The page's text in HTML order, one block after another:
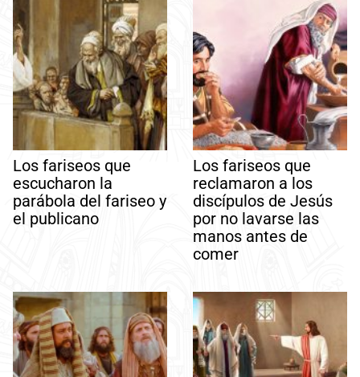
Los fariseos que
escucharon la
parábola del fariseo y
el publicano
Los fariseos que
reclamaron a los
discípulos de Jesús
por no lavarse las
manos antes de
comer